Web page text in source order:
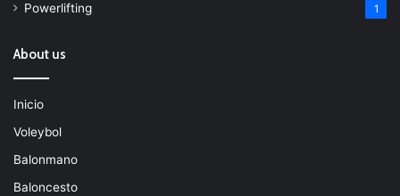
Powerlifting 1
About us
Inicio
Voleybol
Balonmano
Baloncesto